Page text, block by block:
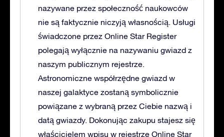
nazywane przez społeczność naukowców
nie są faktycznie niczyją własnością. Usługi
świadczone przez Online Star Register
polegają wyłącznie na nazywaniu gwiazd z
naszym publicznym rejestrze.
Astronomiczne współrzędne gwiazd w
naszej galaktyce zostaną symbolicznie
powiązane z wybraną przez Ciebie nazwą i
datą gwiazdy. Dokonując zakupu stajesz się
właścicielem wpisu w rejestrze Online Star